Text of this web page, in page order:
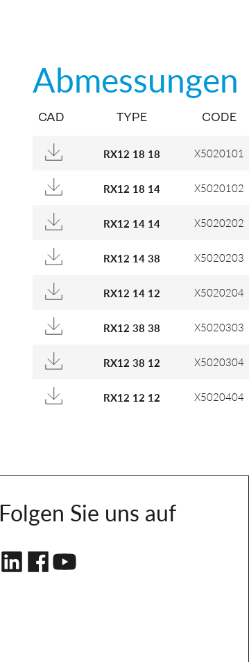
Abmessungen
CAD TYPE CODE
RX12 18 18 X5020101
RX12 18 14 X5020102
RX12 14 14 X5020202
RX12 14 38 X5020203
RX12 14 12 X5020204
RX12 38 38 X5020303
RX12 38 12 X5020304
RX12 12 12 X5020404
Folgen Sie uns auf